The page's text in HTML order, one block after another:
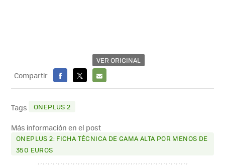
VER ORIGINAL
Compartir
FACEBOOK
X
E-
Tags ONEPLUS 2
Más información en el post
ONEPLUS 2: FICHA TÉCNICA DE GAMA ALTA POR MENOS DE
350 EUROS